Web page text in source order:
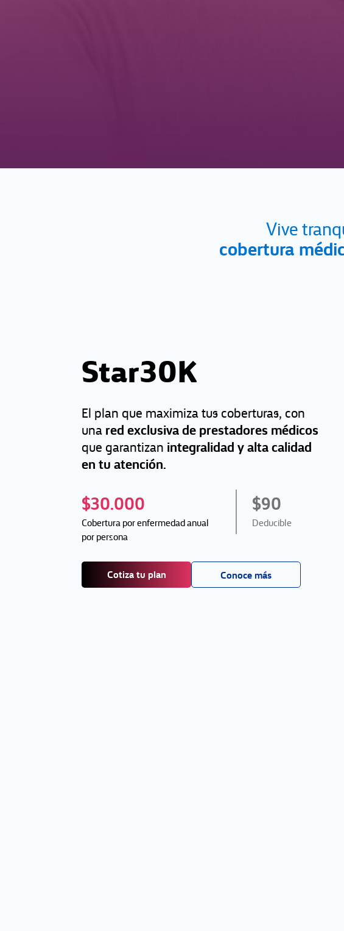
Vive
cobertura
Star30K
El plan que maximiza tus coberturas, con
unared exclusiva de prestadores médicos
que garantizan integralidad y alta calidad
en tu atención.
$30.000
Cobertura por enfermedad anual
por persona
$90
Deducible
Cotiza tu plan Conoce más